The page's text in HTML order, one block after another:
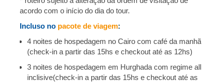
acordo com o início do dia do tour.
Incluso no pacote de viagem:
4 noites de hospedagem no Cairo com café da manhã
(check-in a partir das 15hs e checkout até as 12hs)
3 noites de hospedagem em Hurghada com regime all
inclisive(check-in a partir das 15hs e checkout até as